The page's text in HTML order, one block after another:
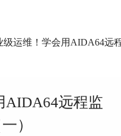
级运维！学会用AIDA64远
AIDA64远程监
）